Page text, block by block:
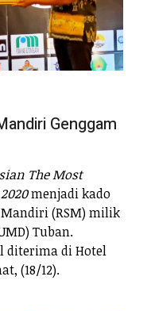
Genggam
The Most
menjadi kado
Mandiri (RSM) milik
Tuban.
diterima di Hotel
(18/12).